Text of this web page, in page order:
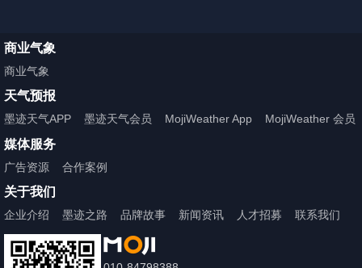
商业气象
商业气象
天气预报
墨迹天气APP 墨迹天气会员 MojiWeather App MojiWeather 会员
媒体服务
广告资源 合作案例
关于我们
企业介绍 墨迹之路 品牌故事 新闻资讯 人才招募 联系我们